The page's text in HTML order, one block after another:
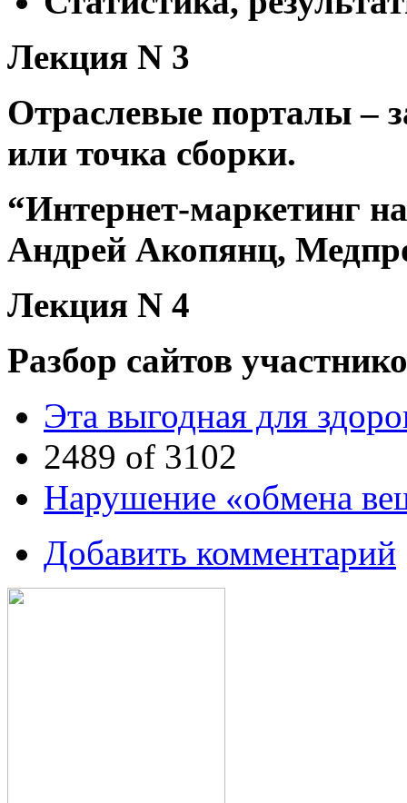
Лекция N 3
Отраслевые порталы –
или точка сборки.
“Интернет-маркетинг
Андрей Акопянц,
Лекция N 4
Разбор сайтов
Эта выгодная для
2489 of 3102
Нарушение «обмена
Добавить комментарий